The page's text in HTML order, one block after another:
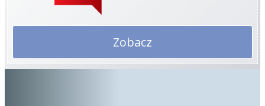
Zobacz